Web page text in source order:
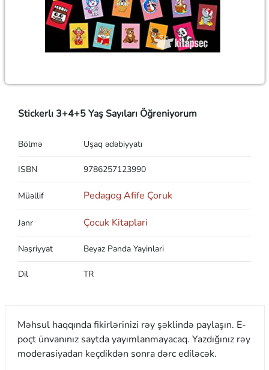
Stickerlı 3+4+5 Yaş Sayıları Öğreniyorum
Bölmə Uşaq ədəbiyyatı
ISBN 9786257123990
Müəllif Pedagog Afife Çoruk
Janr Çocuk Kitaplari
Nəşriyyat Beyaz Panda Yayinlari
Dil TR
Məhsul haqqında fikirlərinizi rəy şəklində paylaşın. E-
poçt ünvanınız saytda yayımlanmayacaq. Yazdığınız rəy
moderasiyadan keçdikdən sonra dərc ediləcək.